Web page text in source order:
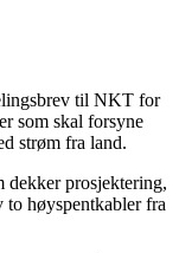
til NKT for
som skal forsyne
strøm fra land.
dekker prosjektering,
to høyspentkabler fra